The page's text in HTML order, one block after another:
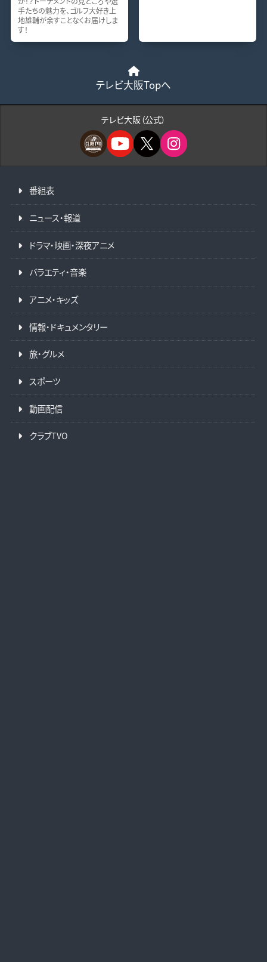
手たちの魅力を、ゴルフ大好き上
地雄輔が余すことなくお届けしま
す！
テレビ大阪Topへ
テレビ大阪（公式）
番組表
ニュース・報道
ドラマ・映画・深夜アニメ
バラエティ・音楽
アニメ・キッズ
情報・ドキュメンタリー
旅・グルメ
スポーツ
動画配信
クラブTVO